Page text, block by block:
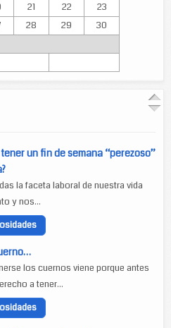
21 22
23
28 29
30
un fin de semana “perezoso”
la faceta laboral de nuestra vida
y nos...
los cuernos viene porque antes
a tener...